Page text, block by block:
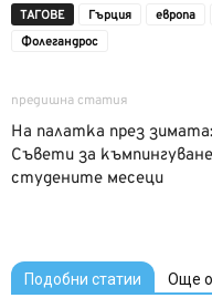
ТАГОВЕ Гърция европа
Фолегандрос
предишна статия
На палатка през зимата:
Съвети за
студените месеци
Подобни статии Още